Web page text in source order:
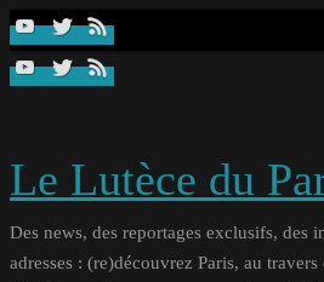
Passer
contenu
Le Lutèce du
Des news, des reportages exclusifs, des
adresses : (re)découvrez Paris, au